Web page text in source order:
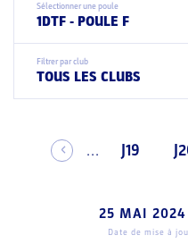
Sélectionner une poule
1DTF - POULE F
Filtrer par club
TOUS LES CLUBS
... J19
25 MAI 2024
Date de mise à